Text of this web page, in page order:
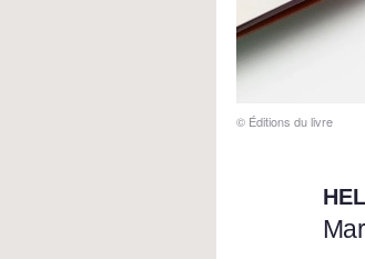
© Éditions du livre